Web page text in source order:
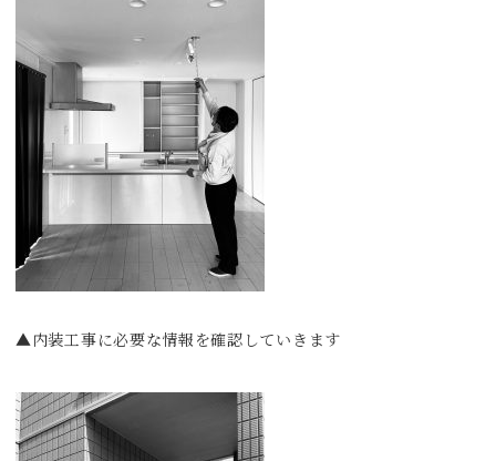
▲内装工事に必要な情報を確認していきます